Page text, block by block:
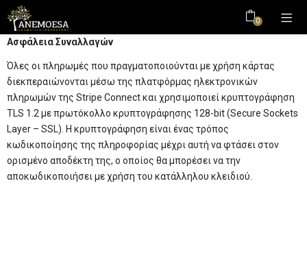
0
Ασφάλεια Συναλλαγών
Όλες οι πληρωμές που πραγματοποιούνται με χρήση κάρτας
διεκπεραιώνονται μέσω της πλατφόρμας ηλεκτρονικών
πληρωμών της Stripe Connect και χρησιμοποιεί κρυπτογράφηση
TLS 1.2 με πρωτόκολλο κρυπτογράφησης 128-bit (Secure Sockets
Layer – SSL). Η κρυπτογράφηση είναι ένας τρόπος
κωδικοποίησης της πληροφορίας μέχρι αυτή να φτάσει στον
ορισμένο αποδέκτη της, ο οποίος θα μπορέσει να την
αποκωδικοποιήσει με χρήση του κατάλληλου κλειδιού.